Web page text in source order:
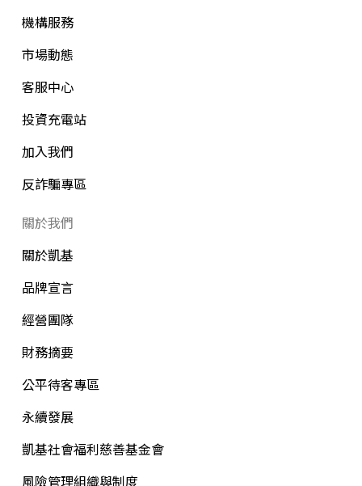
機構服務
市場動態
客服中心
投資充電站
加入我們
反詐騙專區
關於我們
關於凱基
品牌宣言
經營團隊
財務摘要
公平待客專區
永續發展
凱基社會福利慈善基金會
風險管理組織與制度